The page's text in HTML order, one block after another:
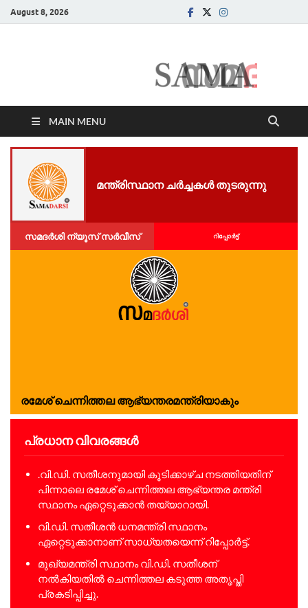
August 8, 2026
MAIN MENU
മന്ത്രിസ്ഥാന ചർച്ചകൾ തുടരുന്നു
സമദർശി ന്യൂസ് സർവീസ് റിപ്പോര്‍ട്ട്
രമേശ് ചെന്നിത്തല ആഭ്യന്തരമന്ത്രിയാകും
പ്രധാന വിവരങ്ങൾ
.വി.ഡി. സതീശനുമായി കൂടിക്കാഴ്ച നടത്തിയതിന്
പിന്നാലെ രമേശ് ചെന്നിത്തല ആഭ്യന്തര മന്ത്രി
സ്ഥാനം ഏറ്റെടുക്കാൻ തയ്യാറായി.
വി.ഡി. സതീശൻ ധനമന്ത്രി സ്ഥാനം
ഏറ്റെടുക്കാനാണ് സാധ്യതയെന്ന് റിപ്പോർട്ട്.
മുഖ്യമന്ത്രി സ്ഥാനം വി.ഡി. സതീശന്
നൽകിയതിൽ ചെന്നിത്തല കടുത്ത അതൃപ്തി
പ്രകടിപ്പിച്ചു.